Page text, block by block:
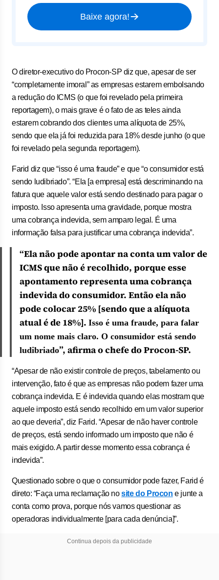
Baixe agora!
O diretor-executivo do Procon-SP diz que, apesar de ser
“completamente imoral” as empresas estarem embolsando
a redução do ICMS (o que foi revelado pela primeira
reportagem), o mais grave é o fato de as teles ainda
estarem cobrando dos clientes uma alíquota de 25%,
sendo que ela já foi reduzida para 18% desde junho (o que
foi revelado pela segunda reportagem).
Farid diz que “isso é uma fraude” e que “o consumidor está
sendo ludibriado”. “Ela [a empresa] está descriminando na
fatura que aquele valor está sendo destinado para pagar o
imposto. Isso apresenta uma gravidade, porque mostra
uma cobrança indevida, sem amparo legal. É uma
informação falsa para justificar uma cobrança indevida”.
“Ela não pode apontar na conta um valor de
ICMS que não é recolhido, porque esse
apontamento representa uma cobrança
indevida do consumidor. Então ela não
pode colocar 25% [sendo que a alíquota
atual é de 18%]. Isso é uma fraude, para falar
um nome mais claro. O consumidor está sendo
ludibriado”, afirma o chefe do Procon-SP.
“Apesar de não existir controle de preços, tabelamento ou
intervenção, fato é que as empresas não podem fazer uma
cobrança indevida. E é indevida quando elas mostram que
aquele imposto está sendo recolhido em um valor superior
ao que deveria”, diz Farid. “Apesar de não haver controle
de preços, está sendo informado um imposto que não é
mais exigido. A partir desse momento essa cobrança é
indevida”.
Questionado sobre o que o consumidor pode fazer, Farid é
direto: “Faça uma reclamação nosite do Procon e junte a
conta como prova, porque nós vamos questionar as
operadoras individualmente [para cada denúncia]”.
Continua depois da publicidade